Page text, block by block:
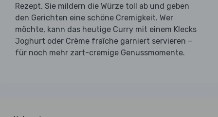
Rezept. Sie mildern die Würze toll ab und geben
den Gerichten eine schöne Cremigkeit. Wer
möchte, kann das heutige Curry mit einem Klecks
Joghurt oder Crème fraîche garniert servieren –
für noch mehr zart-cremige Genussmomente.